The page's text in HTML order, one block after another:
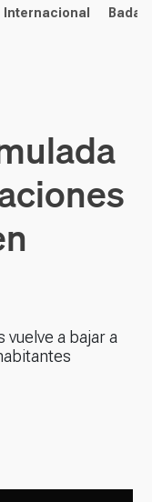
Internacional
vuelve a bajar a